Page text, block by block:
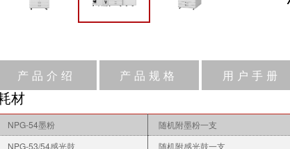
播放/暂停 速度
产品介绍 产品规格 用户手册
材
NPG-54墨粉
随机附墨粉一支
NPG-53/54感光鼓
随机附感光鼓一支